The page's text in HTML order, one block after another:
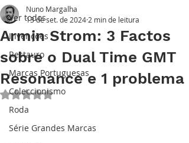
Ver todos
Invenções
Restauro
Marcas Portuguesas
Coleccionismo
Roda
Série Grandes Marcas
Armin Strom: 3 Factos
sobre o Dual Time GMT
Resonance e 1 problema
Nuno Margalha
13 de set. de 2024 2 min de leitura
Avaliado com NaN de 5 estrelas.